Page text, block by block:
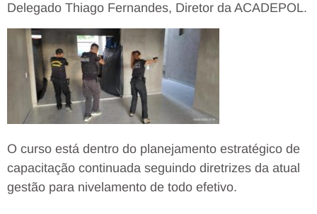
Delegado Thiago Fernandes, Diretor da ACADEPOL.
O curso está dentro do planejamento estratégico de
capacitação continuada seguindo diretrizes da atual
gestão para nivelamento de todo efetivo.